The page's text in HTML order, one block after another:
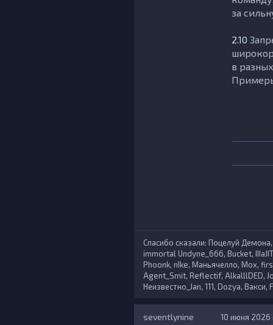
за
2.10
в
Спасибо сказали: Поцелуй Демона
immortal Undyne_666, Bucket,
Phoonk, nIke, Маньячелло, Mox, firs
Agent_Smit, Reflectif, AlkalllDED,
Неизвестно_Jan, 111, Dozya, Вакси,
seventlynine 10 июня 2026